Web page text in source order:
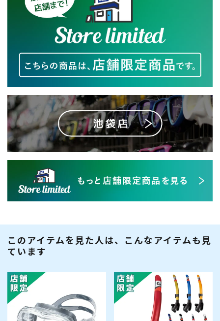
このアイテムを見た人は、こんなアイテムも見
ています